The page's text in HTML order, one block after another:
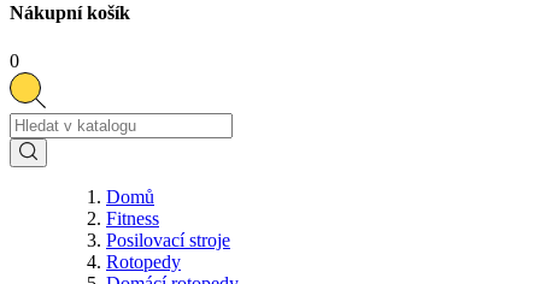
Nákupní košík
0
Domů
Fitness
Posilovací stroje
Rotopedy